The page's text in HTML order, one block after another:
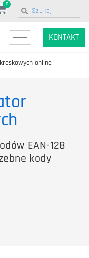
0
KONTAKT
online
EAN-128
kody